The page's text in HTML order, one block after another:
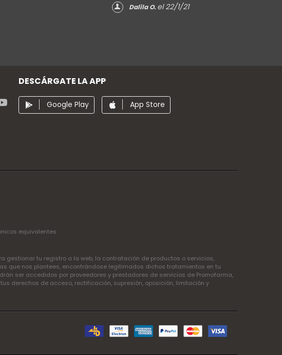
Dalila O. el 22/1/21
DESCÁRGATE LA APP
Google Play App Store
equivalentes
gestionar tu registro a la web, la contratación de productos o servicios,
que nos plantees, encontrándose legitimados dichos tratamientos en tu
ser accedidos por proveedores y prestadores de servicios de Promofarma,
derechos de acceso, rectificación, supresión, oposición, limitación y